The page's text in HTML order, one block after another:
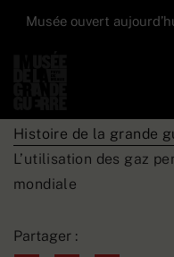
Musée ouvert
Histoire de la grande
L’utilisation des gaz
mondiale
Partager :